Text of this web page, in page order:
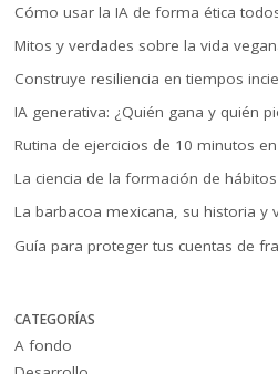
Cómo usar la IA de forma ética
Mitos y verdades sobre la vida
Construye resiliencia en tiempos
IA generativa: ¿Quién gana y quién
Rutina de ejercicios de 10 minutos
La ciencia de la formación de
La barbacoa mexicana, su historia y
Guía para proteger tus cuentas de
CATEGORÍAS
A fondo